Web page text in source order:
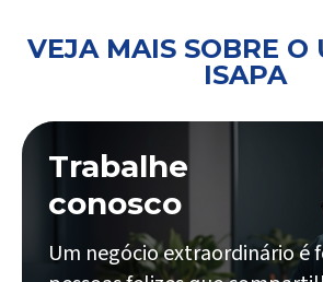
VEJA MAIS SOBRE O
ISAPA
Trabalhe
conosco
Um negócio extraordinário é